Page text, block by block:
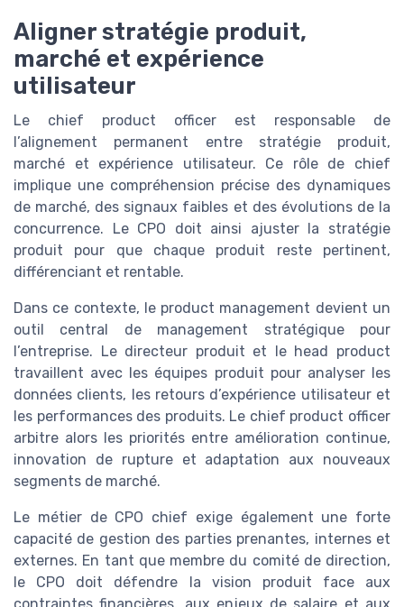
Aligner stratégie produit,
marché et expérience
utilisateur
Le chief product officer est responsable de
l’alignement permanent entre stratégie produit,
marché et expérience utilisateur. Ce rôle de chief
implique une compréhension précise des dynamiques
de marché, des signaux faibles et des évolutions de la
concurrence. Le CPO doit ainsi ajuster la stratégie
produit pour que chaque produit reste pertinent,
différenciant et rentable.
Dans ce contexte, le product management devient un
outil central de management stratégique pour
l’entreprise. Le directeur produit et le head product
travaillent avec les équipes produit pour analyser les
données clients, les retours d’expérience utilisateur et
les performances des produits. Le chief product officer
arbitre alors les priorités entre amélioration continue,
innovation de rupture et adaptation aux nouveaux
segments de marché.
Le métier de CPO chief exige également une forte
capacité de gestion des parties prenantes, internes et
externes. En tant que membre du comité de direction,
le CPO doit défendre la vision produit face aux